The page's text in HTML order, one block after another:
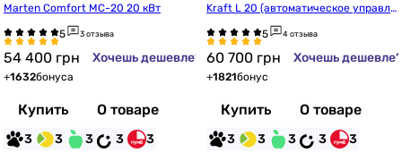
Marten Comfort MC-20 20 кВт
3 отзыва
54 400 грн Хочешь дешевле?
+1632бонуса
Купить О товаре
3 3 3 3 3
Kraft L 20 (автоматическое управле
4 отзыва
60 700 грн Хочешь дешевле?
+1821бонус
Купить О товаре
3 3 3 3 3